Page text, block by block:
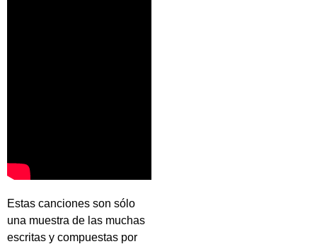
Estas canciones son sólo
una muestra de las muchas
escritas y compuestas por